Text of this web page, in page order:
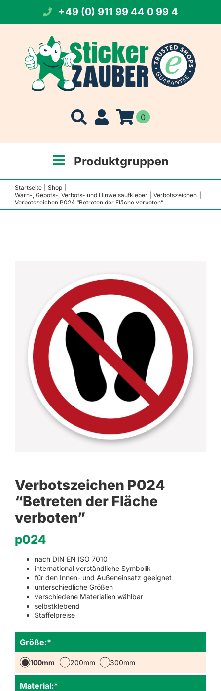
springen
+49 (0) 911 99 44 0 99 4
0
Produktgruppen
Startseite
Shop
Warn-, Gebots-, Verbots- und Hinweisaufkleber
Verbotszeichen
Verbotszeichen P024 “Betreten der Fläche verboten”
Verbotszeichen P024
“Betreten der Fläche
verboten”
p024
nach DIN EN ISO 7010
international verständliche Symbolik
für den Innen- und Außeneinsatz geeignet
unterschiedliche Größen
verschiedene Materialien wählbar
selbstklebend
Staffelpreise
*
Größe:
100mm 200mm 300mm
*
Material: